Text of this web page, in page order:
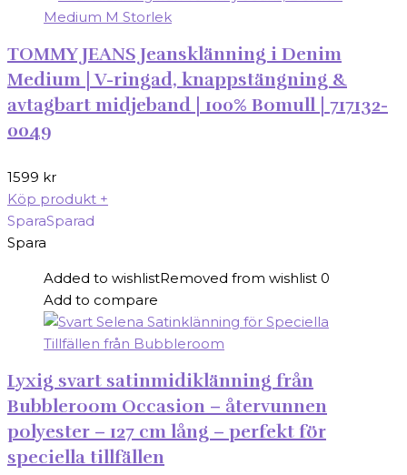
TOMMY JEANS Jeansklänning i Denim
Medium | V-ringad, knappstängning &
avtagbart midjeband | 100% Bomull | 717132-
0049
1599 kr
Köp produkt +
SparaSparad
Spara
Added to wishlistRemoved from wishlist 0
Add to compare
Lyxig svart satinmidiklänning från
Bubbleroom Occasion – återvunnen
polyester – 127 cm lång – perfekt för
speciella tillfällen